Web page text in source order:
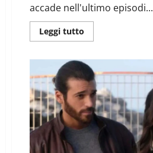
accade nell'ultimo episodi...
Leggi tutto